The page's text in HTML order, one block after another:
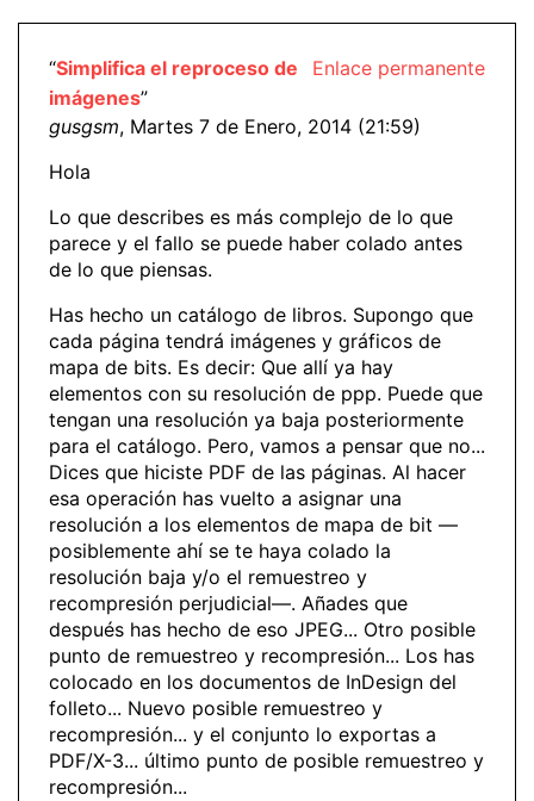
Enlace permanente
“Simplifica el reproceso de
imágenes”
gusgsm, Martes 7 de Enero, 2014 (21:59)
Hola
Lo que describes es más complejo de lo que
parece y el fallo se puede haber colado antes
de lo que piensas.
Has hecho un catálogo de libros. Supongo que
cada página tendrá imágenes y gráficos de
mapa de bits. Es decir: Que allí ya hay
elementos con su resolución de ppp. Puede que
tengan una resolución ya baja posteriormente
para el catálogo. Pero, vamos a pensar que no...
Dices que hiciste PDF de las páginas. Al hacer
esa operación has vuelto a asignar una
resolución a los elementos de mapa de bit —
posiblemente ahí se te haya colado la
resolución baja y/o el remuestreo y
recompresión perjudicial—. Añades que
después has hecho de eso JPEG... Otro posible
punto de remuestreo y recompresión... Los has
colocado en los documentos de InDesign del
folleto... Nuevo posible remuestreo y
recompresión... y el conjunto lo exportas a
PDF/X-3... último punto de posible remuestreo y
recompresión...